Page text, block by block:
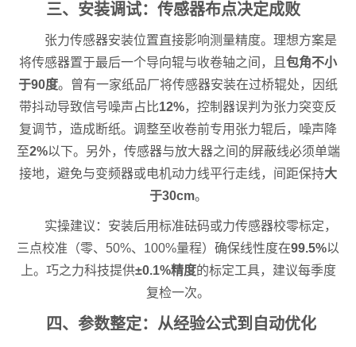
三、安装调试：传感器布点决定成败
张力传感器安装位置直接影响测量精度。理想方案是
将传感器置于最后一个导向辊与收卷轴之间，且 包角不小
于90度。曾有一家纸品厂将传感器安装在过桥辊处，因纸
带抖动导致信号噪声占比12%，控制器误判为张力突变反
复调节，造成断纸。调整至收卷前专用张力辊后，噪声降
至2%以下。另外，传感器与放大器之间的屏蔽线必须单端
接地，避免与变频器或电机动力线平行走线，间距保持大
于30cm。
实操建议：安装后用标准砝码或力传感器校零标定，
三点校准（零、50%、100%量程）确保线性度在99.5%以
上。巧之力科技提供±0.1%精度的标定工具，建议每季度
复检一次。
四、参数整定：从经验公式到自动优化